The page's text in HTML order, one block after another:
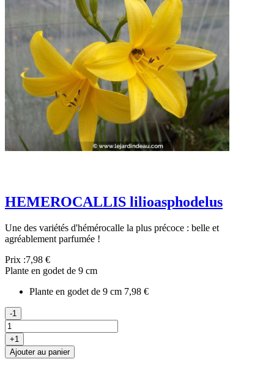
HEMEROCALLIS lilioasphodelus
Une des variétés d'hémérocalle la plus précoce : belle et
agréablement parfumée !
Prix :7,98 €
Plante en godet de 9 cm
Plante en godet de 9 cm 7,98 €
-1
+1
Ajouter au panier